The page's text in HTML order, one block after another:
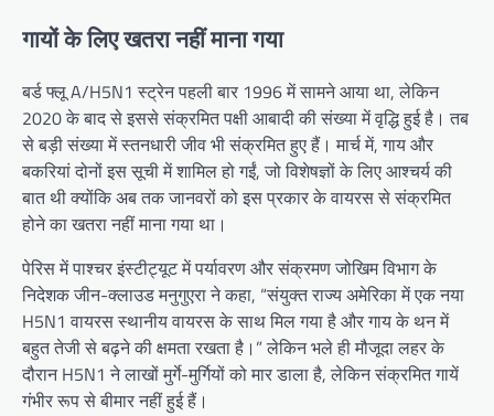
गायों के लिए खतरा नहीं माना गया
बर्ड फ्लू A/H5N1 स्ट्रेन पहली बार 1996 में सामने आया था, लेकिन
2020 के बाद से इससे संक्रमित पक्षी आबादी की संख्या में वृद्धि हुई है। तब
से बड़ी संख्या में स्तनधारी जीव भी संक्रमित हुए हैं। मार्च में, गाय और
बकरियां दोनों इस सूची में शामिल हो गईं, जो विशेषज्ञों के लिए आश्चर्य की
बात थी क्योंकि अब तक जानवरों को इस प्रकार के वायरस से संक्रमित
होने का खतरा नहीं माना गया था।
पेरिस में पाश्चर इंस्टीट्यूट में पर्यावरण और संक्रमण जोखिम विभाग के
निदेशक जीन-क्लाउड मनुगुएरा ने कहा, “संयुक्त राज्य अमेरिका में एक नया
H5N1 वायरस स्थानीय वायरस के साथ मिल गया है और गाय के थन में
बहुत तेजी से बढ़ने की क्षमता रखता है।” लेकिन भले ही मौजूदा लहर के
दौरान H5N1 ने लाखों मुर्गे-मुर्गियों को मार डाला है, लेकिन संक्रमित गायें
गंभीर रूप से बीमार नहीं हुई हैं।